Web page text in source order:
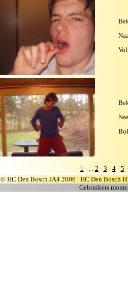
- 1 - . . 2 - 3 - 4- 5
© HC Den Bosch JA4 2006 | HC Den Bosch
Gebruikers